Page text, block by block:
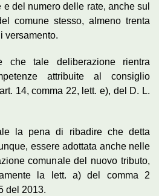
del numero delle rate, anche sul
comune stesso, almeno trenta
versamento.
che tale deliberazione rientra
attribuite al consiglio
14, comma 22, lett. e), del D. L.
la pena di ribadire che detta
essere adottata anche nelle
comunale del nuovo tributo,
la lett. a) del comma 2
del 2013.